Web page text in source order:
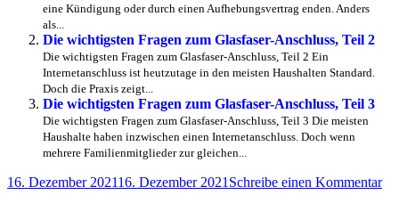
eine Kündigung oder durch einen Aufhebungsvertrag enden. Anders
als...
Die wichtigsten Fragen zum Glasfaser-Anschluss, Teil 2
Die wichtigsten Fragen zum Glasfaser-Anschluss, Teil 2 Ein
Internetanschluss ist heutzutage in den meisten Haushalten Standard.
Doch die Praxis zeigt...
Die wichtigsten Fragen zum Glasfaser-Anschluss, Teil 3
Die wichtigsten Fragen zum Glasfaser-Anschluss, Teil 3 Die meisten
Haushalte haben inzwischen einen Internetanschluss. Doch wenn
mehrere Familienmitglieder zur gleichen...
Veröffentlicht
16. Dezember 202116. Dezember 2021 Schreibe einen Kommentarzu